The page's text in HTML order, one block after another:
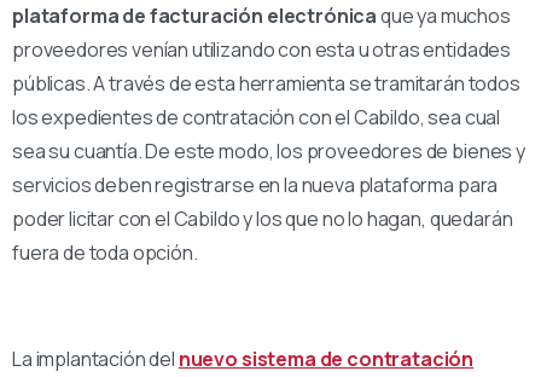
plataforma de facturación electrónicaque ya muchos
proveedores venían utilizando con esta u otras entidades
públicas. A través de esta herramienta se tramitarán todos
los expedientes de contratación con el Cabildo, sea cual
sea su cuantía. De este modo, los proveedores de bienes y
servicios deben registrarse en la nueva plataforma para
poder licitar con el Cabildo y los que no lo hagan, quedarán
fuera de toda opción.
La implantación del nuevo sistema de contratación